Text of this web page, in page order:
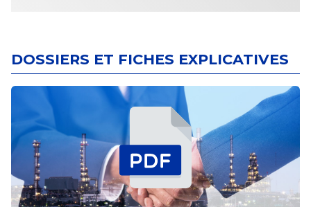
DOSSIERS ET FICHES EXPLICATIVES